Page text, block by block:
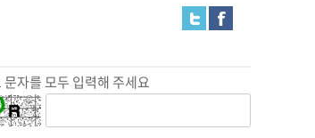
자를 모두 입력해 주세요